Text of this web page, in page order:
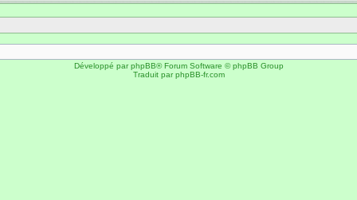
Développé parphpBB® Forum Software © phpBB Group
Traduit parphpBB-fr.com